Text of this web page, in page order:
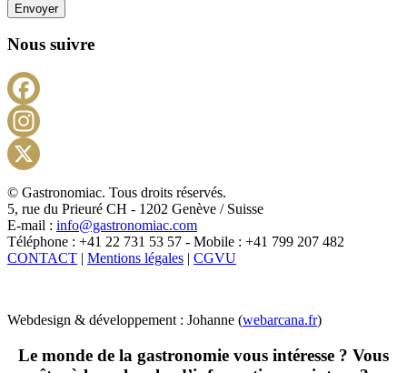
Envoyer
Nous suivre
X
© Gastronomiac. Tous droits réservés.
5, rue du Prieuré CH - 1202 Genève / Suisse
E-mail : info@gastronomiac.com
Téléphone : +41 22 731 53 57 - Mobile : +41 799 207 482
CONTACT | Mentions légales | CGVU
Webdesign & développement : Johanne (webarcana.fr)
Le monde de la gastronomie vous intéresse ? Vous